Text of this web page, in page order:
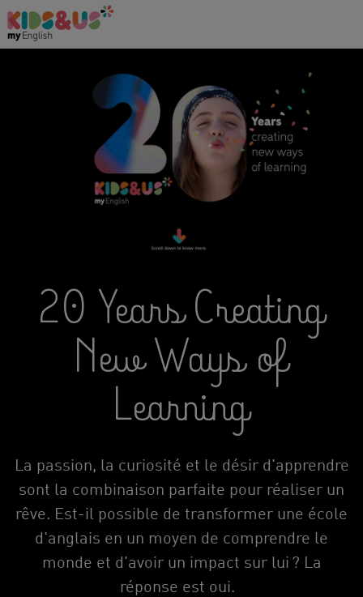
20 Years Creating
New Ways of
Learning
La passion, la curiosité et le désir d'apprendre
sont la combinaison parfaite pour réaliser un
rêve. Est-il possible de transformer une école
d'anglais en un moyen de comprendre le
monde et d'avoir un impact sur lui ? La
réponse est oui.